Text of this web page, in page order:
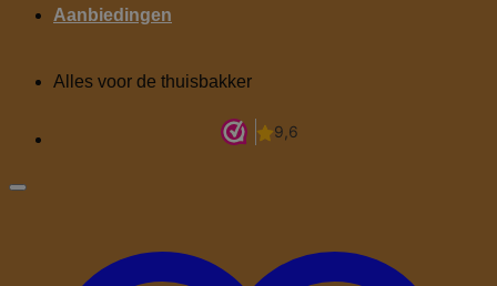
Aanbiedingen
Alles voor de thuisbakker